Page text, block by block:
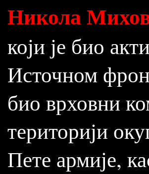
Никола
који је био
Источном
био врховни
територији
Пете армије,